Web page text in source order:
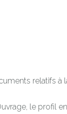
relatifs à
le profil